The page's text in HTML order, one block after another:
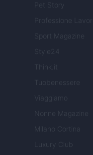
Pet Story
Professione Lavoro
Sport Magazine
Style24
Think.it
Tuobenessere
Viaggiamo
Nonne Magazine
Milano Cortina
Luxury Club